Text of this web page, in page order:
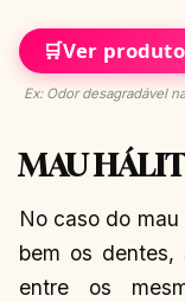
🛒Ver
Ex: Odor desagradável
MAU
No caso do
bem os dentes,
entre os